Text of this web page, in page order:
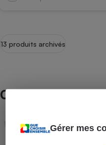
Gérer mes
13 produits archivés
Comparateur /